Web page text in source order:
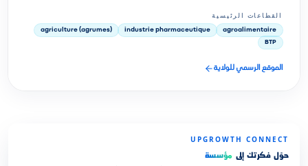
القطاعات الرئيسية
agroalimentaire
industrie pharmaceutique
agriculture (agrumes)
BTP
الموقع الرسمي للولاية
UPGROWTH CONNECT
حوّل فكرتك إلى مؤسسة